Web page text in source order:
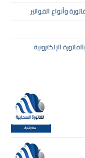
وأنواع الفواتير